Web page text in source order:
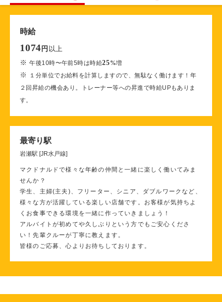
時給
1074 円 以上
※午後10時〜午前5時は時給25%増
※
１分単位でお給料を計算しますので、無駄なく働けます！年
２回昇給の機会あり。トレーナー等への昇進で時給UPもありま
す。
最寄り駅
岩瀬駅 [JR水戸線]
マクドナルドで様々な年齢の仲間と一緒に楽しく働いてみま
せんか？
学生、主婦(主夫)、フリーター、シニア、ダブルワークなど、
様々な方が活躍している楽しい店舗です。お客様が気持ちよ
くお食事できる環境を一緒に作っていきましょう！
アルバイトが初めてや久しぶりという方でもご安心くださ
い！先輩クルーが丁寧に教えます。
皆様のご応募、心よりお待ちしております。